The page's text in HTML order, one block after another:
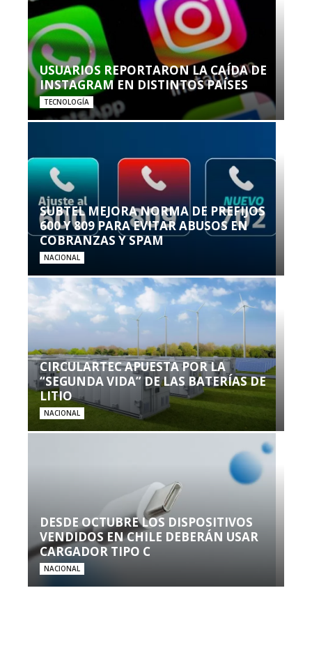
USUARIOS REPORTARON LA CAÍDA DE
INSTAGRAM EN DISTINTOS PAÍSES
TECNOLOGÍA
SUBTEL MEJORA NORMA DE PREFIJOS
600 Y 809 PARA EVITAR ABUSOS EN
COBRANZAS Y SPAM
NACIONAL
CIRCULARTEC APUESTA POR LA
“SEGUNDA VIDA” DE LAS BATERÍAS DE
LITIO
NACIONAL
DESDE OCTUBRE LOS DISPOSITIVOS
VENDIDOS EN CHILE DEBERÁN USAR
CARGADOR TIPO C
NACIONAL